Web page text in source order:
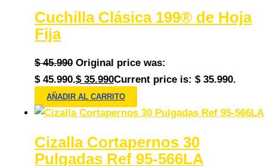
Cuchilla Clásica 199® de Hoja
Fija
$45.990 Original price was:
$ 45.990.$35.990Current price is: $ 35.990.
AÑADIR AL CARRITO
Cizalla Cortapernos 30
Pulgadas Ref 95-566LA